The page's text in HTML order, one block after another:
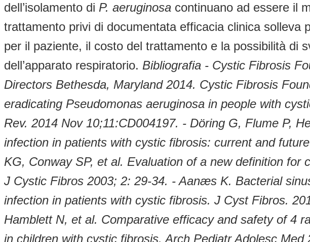
dell’isolamento di P. aeruginosa continuano ad essere il
trattamento privi di documentata efficacia clinica
per il paziente, il costo del trattamento e la possibilità di
dell’apparato respiratorio. Bibliografia - Cystic Fibrosis
Directors Bethesda, Maryland 2014. Cystic Fibrosis
eradicating Pseudomonas aeruginosa in people with
Rev. 2014 Nov 10;11:CD004197. - Döring G, Flume P,
infection in patients with cystic fibrosis: current and
KG, Conway SP, et al. Evaluation of a new definition
J Cystic Fibros 2003; 2: 29-34. - Aanæs K. Bacterial
infection in patients with cystic fibrosis. J Cyst Fibros.
Hamblett N, et al. Comparative efficacy and safety of 4
in children with cystic fibrosis. Arch Pediatr Adolesc Med